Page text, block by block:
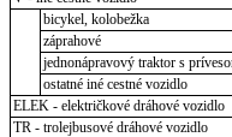
bicykel, kolobežka
záprahové
jednonápravový traktor s
ostatné iné cestné vozidlo
ELEK - električkové dráhové vozidlo
TR - trolejbusové dráhové vozidlo